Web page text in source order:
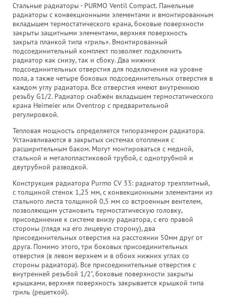
Стальные радиаторы - PURMO Ventil Compact. Панельные
радиаторы с конвекционными элементами и вмонтированным
вкладышем термостатического крана, боковые поверхности
закрыты защитными элементами, верхняя поверхность
закрыта планкой типа «гриль». Вмонтированный
подсоединительный комплект позволяет подключить
радиатор как снизу, так и сбоку. Два нижних
подсоединительных отверстия для подключения на уровне
пола, а также четыре боковых подсоединительных отверстия в
каждом углу радиатора. Все отверстия имеют внутреннюю
резьбу G1/2. Радиатор снабжён вкладышем термостатического
крана Heimeier или Oventrop с предварительной
регулировкой.
Тепловая мощность определяется типоразмером радиатора.
Устанавливаются в закрытых системах отопления с
расширительным баком. Могут монтироваться с медной,
стальной и металопластиковой трубой, с однотрубной и
двутрубной разводкой.
Конструкция радиатора Purmo CV 33: радиатор трехплитный,
с толщиной стенок 1,25 мм, с конвекционными элементами из
стального листа толщиной 0,5 мм со встроенным вентелем,
позволяющим установить термостатическую головку,
присоединение к системе внизу радиатора, с его правой
стороны (глядя на его лицевую сторону), два
присоединительных отверстия на расстоянии 50мм друг от
друга. Помимо этого, три боковых присоединительных
отверстия (в левом верхнем и в обоих нижних углах со
стороны радиатора). Все присоединительные отверстия с
внутренней резьбой 1/2", боковые поверхности закрыты
крышками, верхняя поверхность закрывается крышкой типа
гриль (решеткой).